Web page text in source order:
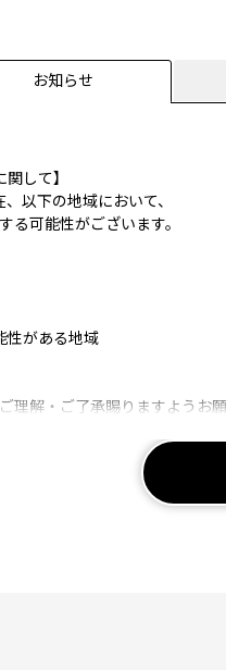
お知らせ
して】
以下の地域において、
る可能性がございます。
性がある地域
理解・ご了承賜りますようお願